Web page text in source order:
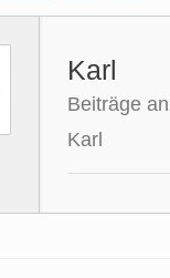
Karl
Beiträge
Karl